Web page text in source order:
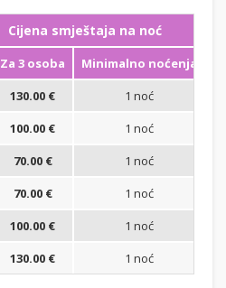
Cijena smještaja na noć
Za 3 osoba
Minimalno noćenja
130.00 € 1 noć
100.00 € 1 noć
70.00 € 1 noć
70.00 € 1 noć
100.00 € 1 noć
130.00 € 1 noć